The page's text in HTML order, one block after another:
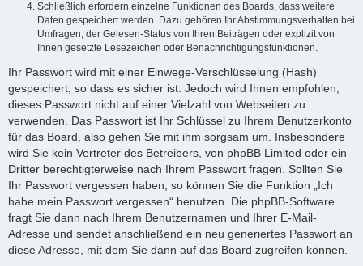
Schließlich erfordern einzelne Funktionen des Boards, dass weitere
Daten gespeichert werden. Dazu gehören Ihr Abstimmungsverhalten bei
Umfragen, der Gelesen-Status von Ihren Beiträgen oder explizit von
Ihnen gesetzte Lesezeichen oder Benachrichtigungsfunktionen.
Ihr Passwort wird mit einer Einwege-Verschlüsselung (Hash)
gespeichert, so dass es sicher ist. Jedoch wird Ihnen empfohlen,
dieses Passwort nicht auf einer Vielzahl von Webseiten zu
verwenden. Das Passwort ist Ihr Schlüssel zu Ihrem Benutzerkonto
für das Board, also gehen Sie mit ihm sorgsam um. Insbesondere
wird Sie kein Vertreter des Betreibers, von phpBB Limited oder ein
Dritter berechtigterweise nach Ihrem Passwort fragen. Sollten Sie
Ihr Passwort vergessen haben, so können Sie die Funktion „Ich
habe mein Passwort vergessen“ benutzen. Die phpBB-Software
fragt Sie dann nach Ihrem Benutzernamen und Ihrer E-Mail-
Adresse und sendet anschließend ein neu generiertes Passwort an
diese Adresse, mit dem Sie dann auf das Board zugreifen können.